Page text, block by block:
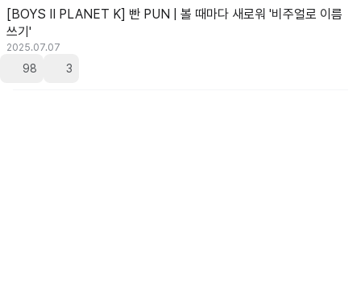
[BOYS II PLANET K] 빤 PUN | 볼 때마다 새로워 '비주얼로 이름
쓰기'
2025.07.07
98 3